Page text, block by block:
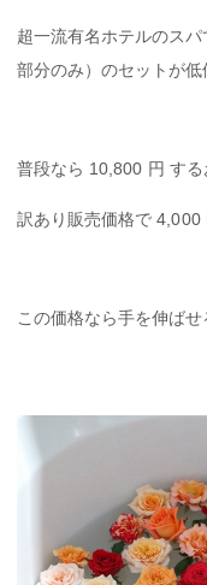
超一流有名ホテルのス
部分のみ）のセットが低
普段なら 10,800 円 する
訳あり販売価格で 4,000
この価格なら手を伸ば